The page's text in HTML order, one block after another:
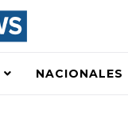
NACIONALES